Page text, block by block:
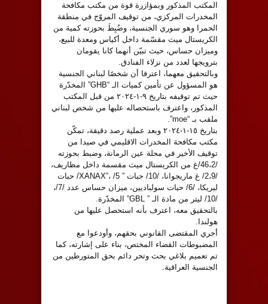
المكتب المذكور وبمؤازرة قوة من مكتب مكافحة
المخدرات المركزي، من توقيف المروّج في منطقة
الحمرا وهو سوري الجنسية، وضُبِطَ بحوزته كمية من
الكريستال ميث مقسّمة داخل أكياس ومعدة للبيع،
وميزان حساس، حيث تبيّن أنهما كانا يقومان
بترويجها لعدد من نزلاء الفنادق.
وبالتحقيق معهما، اعترفا أن شخصًا لبناني الجنسية
هو المسؤول عن تأمين كميات الـ “GHB” المخدّرة
حيث تم توقيفه بتاريخ ٩-١-٢٠٢٤ من قبل المكتب
المذكور، واعترف باستحصاله عليها من شخص لبناني
ملقب بـ “moe”.
بتاريخ ١٥-١-٢٠٢٤ وبعد عملية رصد دقيقة، تمكّن
مكتب مكافحة المخدرات الاقليمي في صيدا من
توقيف الأخير في محلة عين الرمانة، وضبط بحوزته
/46،2/غ من الكريستال ميث مقسمة داخل مظاريف،
/2،9/ غ ماريجوانا، /10/ حبات ” XANAX”، /5/ حبات
ليريكا، /6/ حبات سولباديين، ميزان حساس عدد /7/،
/10/ ليتر من مادة الـ ” GBL” المخدّرة.
بالتحقيق معه، اعترف بأنه استحصل عليها من
هولندا.
أجري المقتضى القانوني بحقهم، وأودعوا مع
المضبوطات القضاء المختص، بناء على إشارته، كما
تم تعميم بلاغي بحث وتحر دائم بحق المتورطين من
الجنسية العراقية.